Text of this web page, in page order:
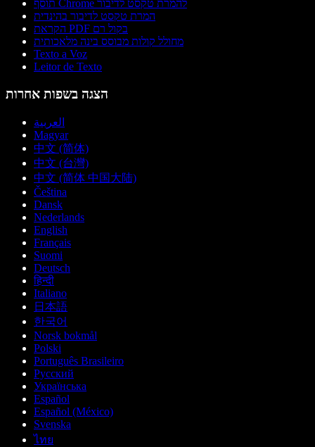
תוסף Chrome להמרת טקסט לדיבור
המרת טקסט לדיבור בהינדית
הקראת PDF בקול רם
מחולל קולות מבוסס בינה מלאכותית
Texto a Voz
Leitor de Texto
הצגה בשפות אחרות
العربية
Magyar
中文 (简体)
中文 (台灣)
中文 (简体 中国大陆)
Čeština
Dansk
Nederlands
English
Français
Suomi
Deutsch
हिन्दी
Italiano
日本語
한국어
Norsk bokmål
Polski
Português Brasileiro
Русский
Українська
Español
Español (México)
Svenska
ไทย